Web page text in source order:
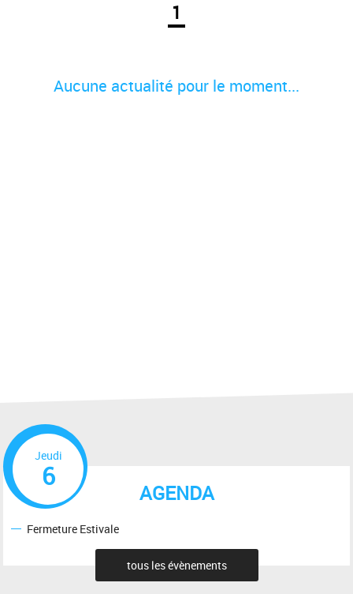
1
Aucune actualité pour le moment...
AGENDA
Jeudi
6
Fermeture Estivale
tous les évènements